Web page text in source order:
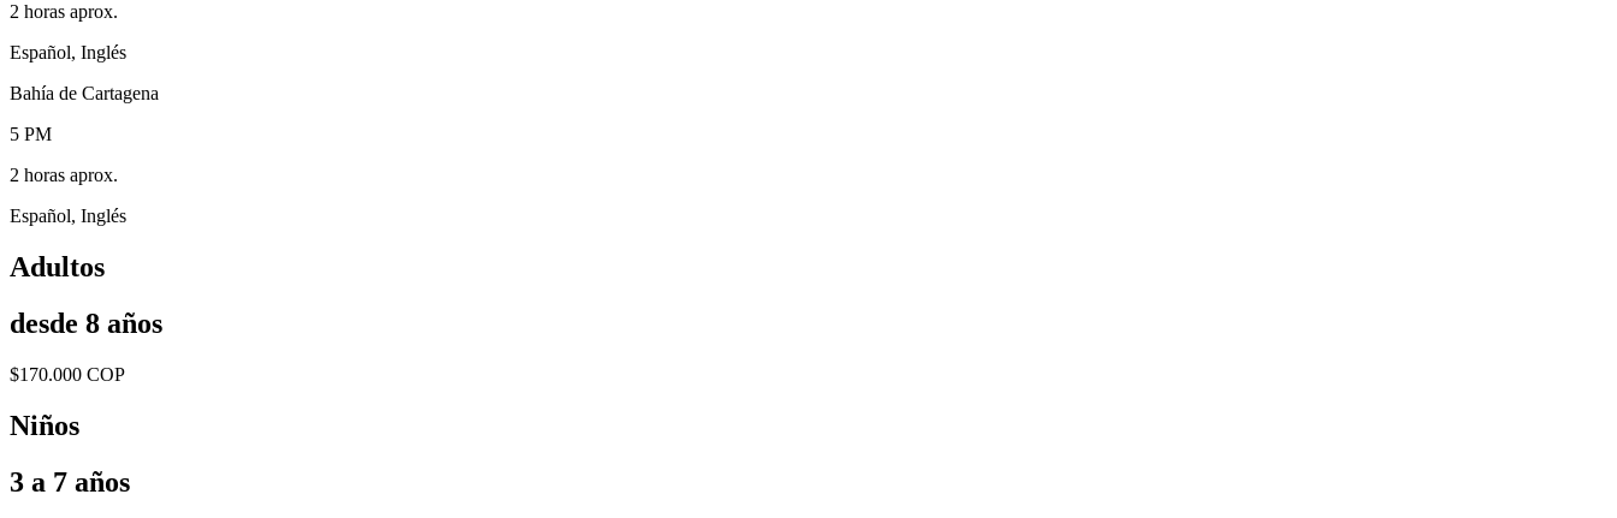
2 horas aprox.
Español, Inglés
Bahía de Cartagena
5 PM
2 horas aprox.
Español, Inglés
Adultos
desde 8 años
$170.000 COP
Niños
3 a 7 años